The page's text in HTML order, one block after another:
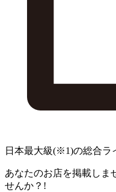
日本最大級(※1)の総合ラ
あなたのお店を掲載しま
せんか？!